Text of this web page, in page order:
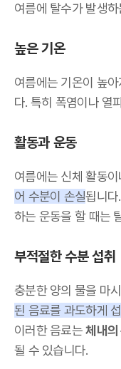
여름에 탈수가 발생
높은 기온
여름에는 기온이 높아
다. 특히 폭염이나 열
활동과 운동
여름에는 신체 활동
어 수분이 손실됩니
하는 운동을 할 때는
부적절한 수분 섭취
충분한 양의 물을 마
된 음료를 과도하게 섭
이러한 음료는체내의
될 수 있습니다.